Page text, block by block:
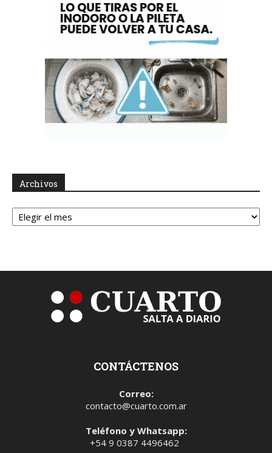
Archivos
Archivos
CONTÁCTENOS
Correo:
contacto@cuarto.com.ar
Teléfono y Whatsapp:
+54 9 0387 4496462